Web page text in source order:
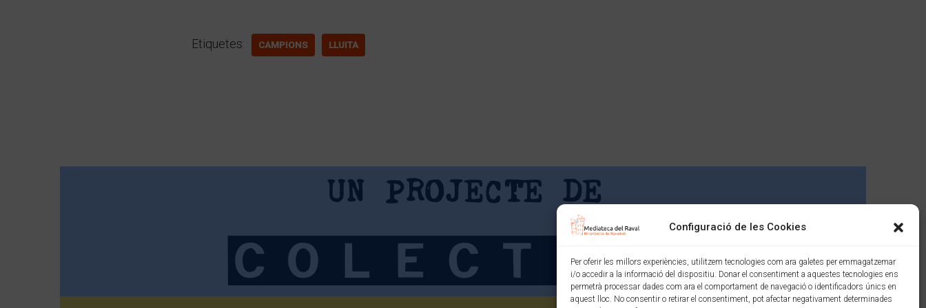
Configuració de les Cookies
Per oferir les millors experiències, utilitzem tecnologies com ara galetes per emmagatzemar
i/o accedir a la informació del dispositiu. Donar el consentiment a aquestes tecnologies ens
permetrà processar dades com ara el comportament de navegació o identificadors únics en
aquest lloc. No consentir o retirar el consentiment, pot afectar negativament determinades
Etiquetes: CAMPIONS LLUITA